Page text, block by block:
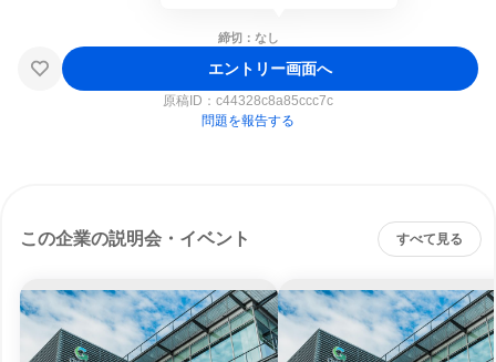
締切：なし
エントリー画面へ
原稿ID： c44328c8a85ccc7c
問題を報告する
この企業の説明会・イベント すべて見る